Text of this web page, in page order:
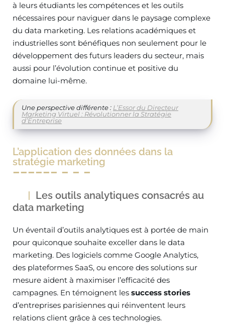
à leurs étudiants les compétences et les outils
nécessaires pour naviguer dans le paysage complexe
du data marketing. Les relations académiques et
industrielles sont bénéfiques non seulement pour le
développement des futurs leaders du secteur, mais
aussi pour l’évolution continue et positive du
domaine lui-même.
Une perspective différente : L’Essor du Directeur
Marketing Virtuel : Révolutionner la Stratégie
d’Entreprise
L’application des données dans la
stratégie marketing
Les outils analytiques consacrés au
data marketing
Un éventail d’outils analytiques est à portée de main
pour quiconque souhaite exceller dans le data
marketing. Des logiciels comme Google Analytics,
des plateformes SaaS, ou encore des solutions sur
mesure aident à maximiser l’efficacité des
campagnes. En témoignent les success stories
d’entreprises parisiennes qui réinventent leurs
relations client grâce à ces technologies.